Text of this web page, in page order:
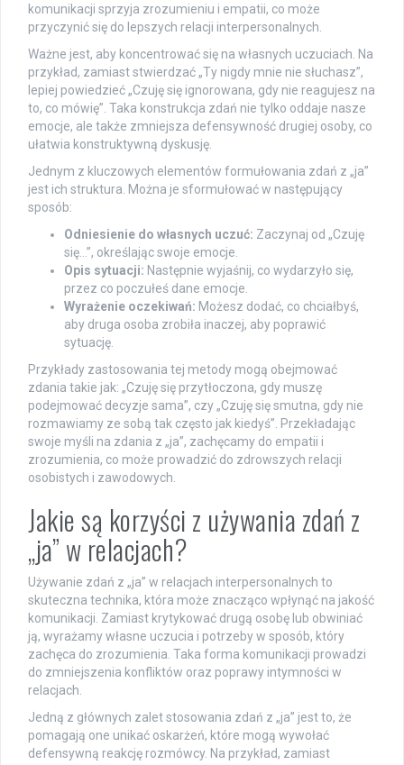
komunikacji sprzyja zrozumieniu i empatii, co może
przyczynić się do lepszych relacji interpersonalnych.
Ważne jest, aby koncentrować się na własnych uczuciach. Na
przykład, zamiast stwierdzać „Ty nigdy mnie nie słuchasz”,
lepiej powiedzieć „Czuję się ignorowana, gdy nie reagujesz na
to, co mówię”. Taka konstrukcja zdań nie tylko oddaje nasze
emocje, ale także zmniejsza defensywność drugiej osoby, co
ułatwia konstruktywną dyskusję.
Jednym z kluczowych elementów formułowania zdań z „ja”
jest ich struktura. Można je sformułować w następujący
sposób:
Odniesienie do własnych uczuć: Zaczynaj od „Czuję
się…”, określając swoje emocje.
Opis sytuacji: Następnie wyjaśnij, co wydarzyło się,
przez co poczułeś dane emocje.
Wyrażenie oczekiwań: Możesz dodać, co chciałbyś,
aby druga osoba zrobiła inaczej, aby poprawić
sytuację.
Przykłady zastosowania tej metody mogą obejmować
zdania takie jak: „Czuję się przytłoczona, gdy muszę
podejmować decyzje sama”, czy „Czuję się smutna, gdy nie
rozmawiamy ze sobą tak często jak kiedyś”. Przekładając
swoje myśli na zdania z „ja”, zachęcamy do empatii i
zrozumienia, co może prowadzić do zdrowszych relacji
osobistych i zawodowych.
Jakie są korzyści z używania zdań z
„ja” w relacjach?
Używanie zdań z „ja” w relacjach interpersonalnych to
skuteczna technika, która może znacząco wpłynąć na jakość
komunikacji. Zamiast krytykować drugą osobę lub obwiniać
ją, wyrażamy własne uczucia i potrzeby w sposób, który
zachęca do zrozumienia. Taka forma komunikacji prowadzi
do zmniejszenia konfliktów oraz poprawy intymności w
relacjach.
Jedną z głównych zalet stosowania zdań z „ja” jest to, że
pomagają one unikać oskarżeń, które mogą wywołać
defensywną reakcję rozmówcy. Na przykład, zamiast